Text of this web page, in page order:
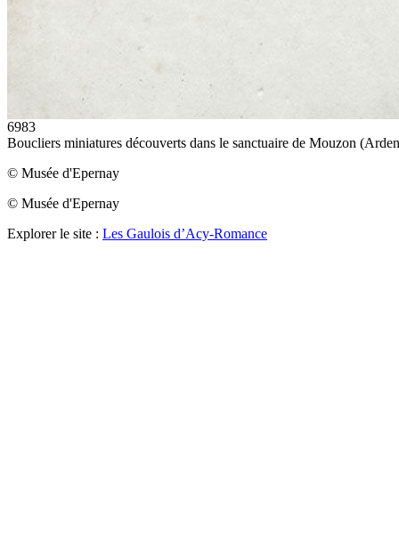
6983
Boucliers miniatures découverts dans le sanctuaire de Mouzon
© Musée d'Epernay
© Musée d'Epernay
Explorer le site : Les Gaulois d’Acy-Romance